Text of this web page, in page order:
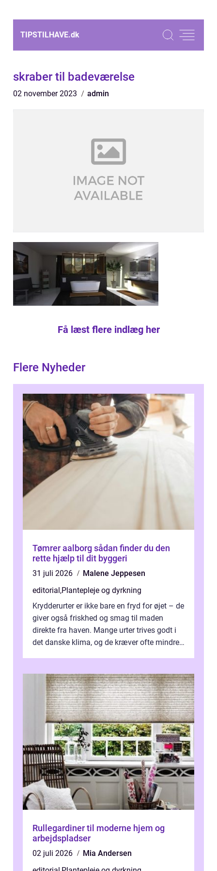
TIPSTILHAVE.dk
skraber til badeværelse
02 november 2023 admin
Få læst flere indlæg her
Flere Nyheder
Tømrer aalborg sådan finder du den
rette hjælp til dit byggeri
31 juli 2026
Malene Jeppesen
editorial,Plantepleje og dyrkning
Krydderurter er ikke bare en fryd for øjet – de
giver også friskhed og smag til maden
direkte fra haven. Mange urter trives godt i
det danske klima, og de kræver ofte mindre
Rullegardiner til moderne hjem og
arbejdspladser
02 juli 2026
Mia Andersen